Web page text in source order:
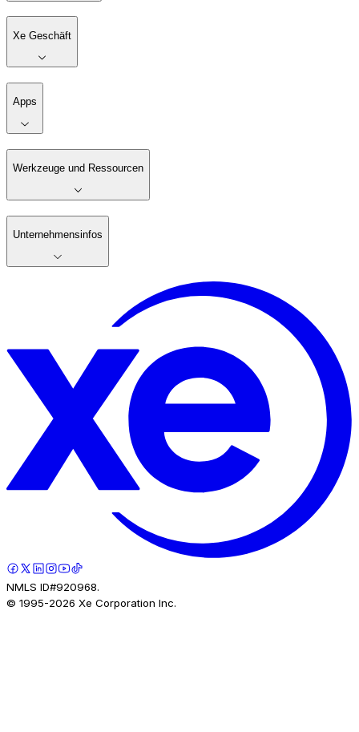
Xe Geschäft
Apps
Werkzeuge und Ressourcen
Unternehmensinfos
NMLS ID#920968.
© 1995-2026 Xe Corporation Inc.